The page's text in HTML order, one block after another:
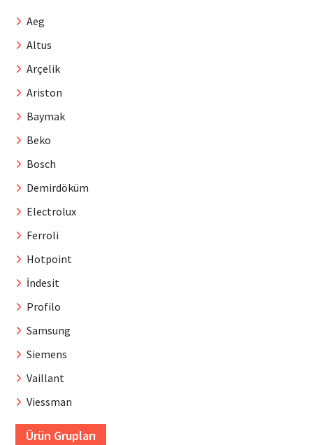
Aeg
Altus
Arçelik
Ariston
Baymak
Beko
Bosch
Demirdöküm
Electrolux
Ferroli
Hotpoint
İndesit
Profilo
Samsung
Siemens
Vaillant
Viessman
Ürün Grupları